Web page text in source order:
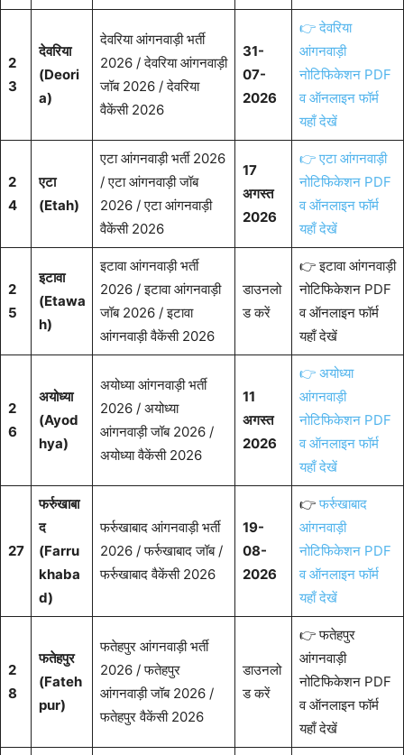
2
3
देवरिया
(Deori
a)
देवरिया आंगनवाड़ी भर्ती
2026 / देवरिया आंगनवाड़ी
जॉब 2026 / देवरिया
वैकेंसी 2026
31-
07-
2026
👉 देवरिया
आंगनवाड़ी
नोटिफिकेशन PDF
व ऑनलाइन फॉर्म
यहाँ देखें
2
4
एटा
(Etah)
एटा आंगनवाड़ी भर्ती 2026
/ एटा आंगनवाड़ी जॉब
2026 / एटा आंगनवाड़ी
वैकेंसी 2026
17
अगस्त
2026
👉 एटा आंगनवाड़ी
नोटिफिकेशन PDF
व ऑनलाइन फॉर्म
यहाँ देखें
2
5
इटावा
(Etawa
h)
इटावा आंगनवाड़ी भर्ती
2026 / इटावा आंगनवाड़ी
जॉब 2026 / इटावा
आंगनवाड़ी वैकेंसी 2026
डाउनलो
ड करें
👉 इटावा आंगनवाड़ी
नोटिफिकेशन PDF
व ऑनलाइन फॉर्म
यहाँ देखें
2
6
अयोध्या
(Ayod
hya)
अयोध्या आंगनवाड़ी भर्ती
2026 / अयोध्या
आंगनवाड़ी जॉब 2026 /
अयोध्या वैकेंसी 2026
11
अगस्त
2026
👉 अयोध्या
आंगनवाड़ी
नोटिफिकेशन PDF
व ऑनलाइन फॉर्म
यहाँ देखें
27
फर्रुखाबा
द
(Farru
khaba
d)
फर्रुखाबाद आंगनवाड़ी भर्ती
2026 / फर्रुखाबाद जॉब /
फर्रुखाबाद वैकेंसी 2026
19-
08-
2026
👉फर्रुखाबाद
आंगनवाड़ी
नोटिफिकेशन PDF
व ऑनलाइन फॉर्म
यहाँ देखें
2
8
फतेहपुर
(Fateh
pur)
फतेहपुर आंगनवाड़ी भर्ती
2026 / फतेहपुर
आंगनवाड़ी जॉब 2026 /
फतेहपुर वैकेंसी 2026
डाउनलो
ड करें
👉 फतेहपुर
आंगनवाड़ी
नोटिफिकेशन PDF
व ऑनलाइन फॉर्म
यहाँ देखें